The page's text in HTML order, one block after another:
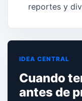
reportes y
IDEA CENTRAL
Cuando
antes de